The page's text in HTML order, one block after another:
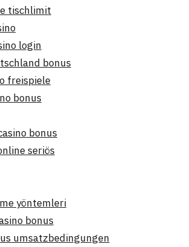
tischlimit
login
bonus
freispiele
bonus
bonus
seriös
yöntemleri
bonus
umsatzbedingungen